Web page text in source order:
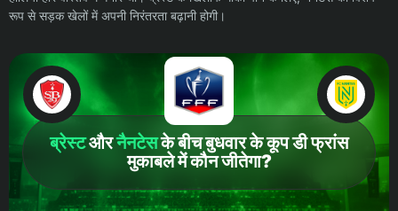
रूप से सड़क खेलों में अपनी निरंतरता बढ़ानी होगी।
ब्रेस्टऔरनैनटेसके बीच बुधवार के कूप डी फ्रांस
मुकाबले में कौन जीतेगा?